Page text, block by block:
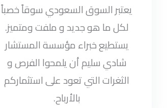
يعتبر السوق السعودي سوقاً خصباً
لكل ما هو جديد و ملفت ومتميز.
يستطيع خبراء مؤسسة المستشار
شادي سليم أن يلمحوا الفرص و
الثغرات التي تعود على استثماركم
بالأرباح.